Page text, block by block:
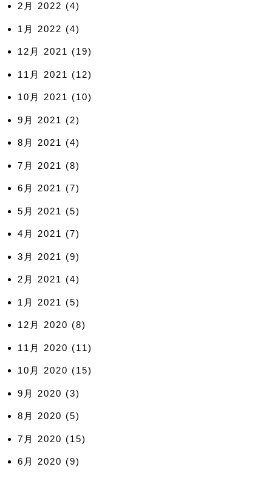
2月 2022 (4)
1月 2022 (4)
12月 2021 (19)
11月 2021 (12)
10月 2021 (10)
9月 2021 (2)
8月 2021 (4)
7月 2021 (8)
6月 2021 (7)
5月 2021 (5)
4月 2021 (7)
3月 2021 (9)
2月 2021 (4)
1月 2021 (5)
12月 2020 (8)
11月 2020 (11)
10月 2020 (15)
9月 2020 (3)
8月 2020 (5)
7月 2020 (15)
6月 2020 (9)